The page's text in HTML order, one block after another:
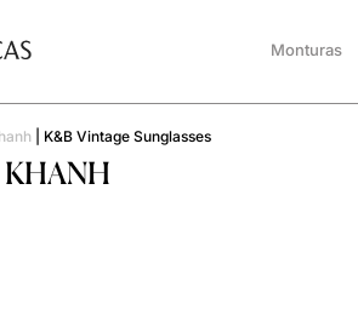
Monturas
K&B Vintage Sunglasses